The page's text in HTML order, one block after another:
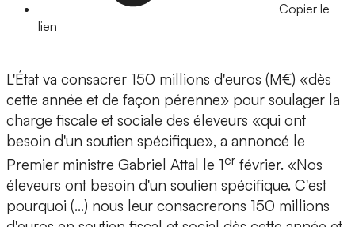
Copier le
lien
L'État va consacrer 150 millions d'euros (M€) «dès
cette année et de façon pérenne» pour soulager la
charge fiscale et sociale des éleveurs «qui ont
besoin d'un soutien spécifique», a annoncé le
Premier ministre Gabriel Attal le 1er février. «Nos
éleveurs ont besoin d'un soutien spécifique. C'est
pourquoi (...) nous leur consacrerons 150 millions